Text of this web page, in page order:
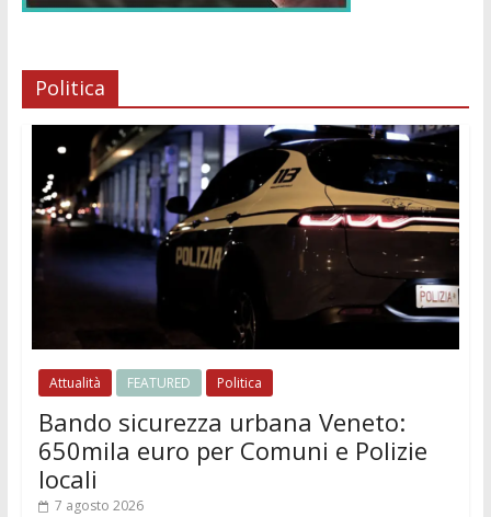
Politica
Attualità FEATURED Politica
Bando sicurezza urbana Veneto:
650mila euro per Comuni e Polizie
locali
7 agosto 2026